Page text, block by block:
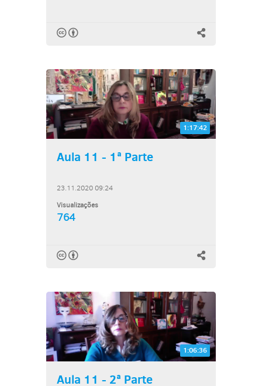
1:17:42
Aula 11 - 1ª Parte
23.11.2020 09:24
Visualizações
764
1:06:36
Aula 11 - 2ª Parte